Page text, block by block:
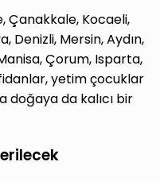
Çanakkale, Kocaeli,
Denizli, Mersin, Aydın,
Çorum, Isparta,
yetim çocuklar
doğaya da kalıcı bir